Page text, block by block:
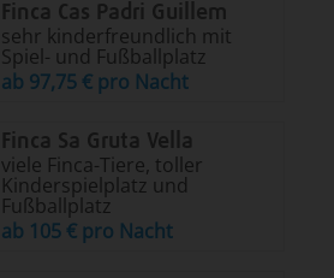
Finca Cas Padri Guillem
sehr kinderfreundlich mit
Spiel- und Fußballplatz
ab 97,75 € pro Nacht
Finca Sa Gruta Vella
viele Finca-Tiere, toller
Kinderspielplatz und
Fußballplatz
ab 105 € pro Nacht